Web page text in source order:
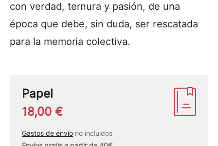
con verdad, ternura y pasión, de una
época que debe, sin duda, ser rescatada
para la memoria colectiva.
Papel
18,00 €
Gastos de envío no incluidos